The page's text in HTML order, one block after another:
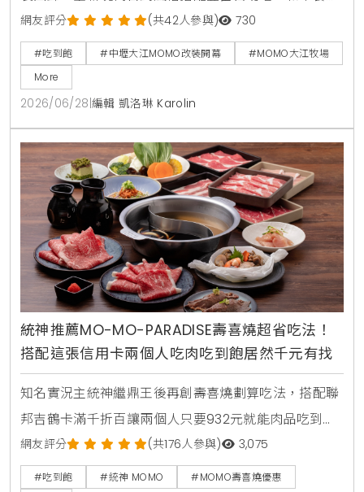
套餐同步推出星鰻一本揚與蟹肉奶油春卷兩款全新一品
料理。6月22日至6月25日限時4天，每日前50名現場
排隊入場用餐者，免費送澳洲和牛肉盤一份。
網友評分 (共42人參與) 730
#吃到飽 #中壢大江MOMO改裝開幕
#MOMO大江牧場
More
2026/06/28 編輯 凱洛琳 Karolin
統神推薦MO-MO-PARADISE壽喜燒超省吃法！
搭配這張信用卡兩個人吃肉吃到飽居然千元有找
知名實況主統神繼鼎王後再創壽喜燒劃算吃法，搭配聯
邦吉鶴卡滿千折百讓兩個人只要932元就能肉品吃到
飽，連MOMO官方都親自留言揭露更便宜的隱藏優惠。
網友評分 (共176人參與) 3,075
#吃到飽 #統神 MOMO
#MOMO壽喜燒優惠